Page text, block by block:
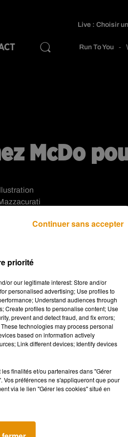
Live :Choisir
Run To You -
McDo
une
et à la
de petites
chaînes
à maintenir
Musique
priorité
or our legitimate interest: Store and/or
personalised advertising; Use profiles to
Understand audiences through
Create profiles to personalise content; Use
prevent and detect fraud, and fix errors;
technologies may process personal
based on information actively
Link different devices; Identify devices
finalités et/ou partenaires dans "Gérer
Vos préférences ne s'appliqueront que pour
via le lien "Gérer les cookies" situé en
Continuer sans accepter